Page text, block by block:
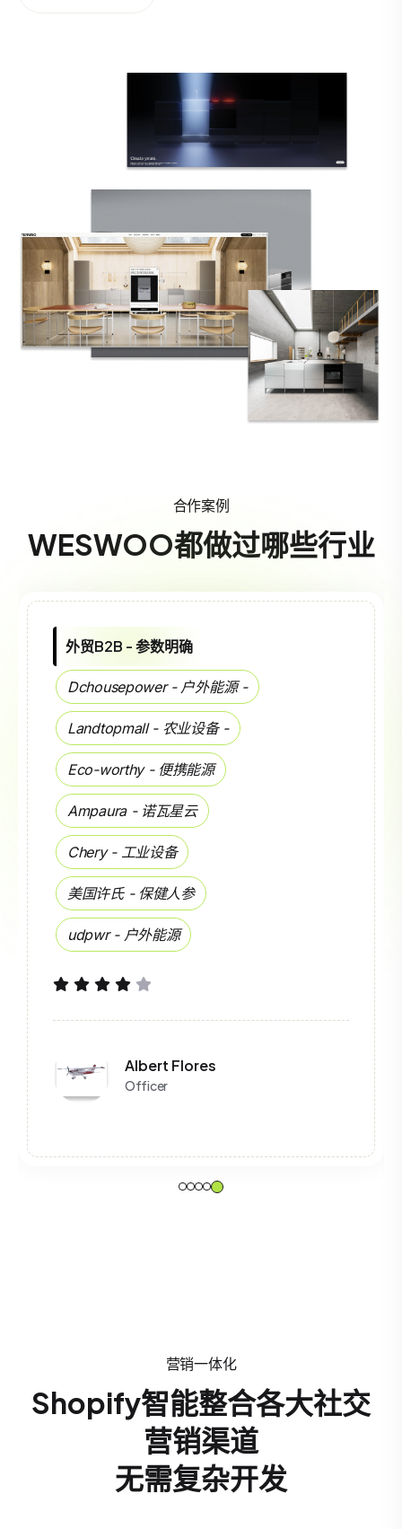
合作案例
WESWOO都做过哪些行业
单品特效 - 同行突围
Halodental - 口腔护理
Jiddo - 茶叶礼罐
Stereolabs - 智能农业
thermo - 二极管 cumulus - 咖啡机
zetr - 插座 addendum - 梳子
daylight - 绘画板
Floyed Miles
营销一体化
Shopify智能整合各大社交
营销渠道
无需复杂开发